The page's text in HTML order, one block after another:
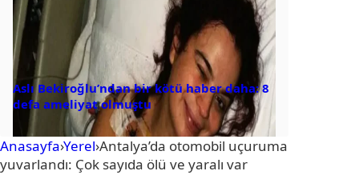
Aslı Bekiroğlu’ndan bir kötü haber daha: 8
defa ameliyat olmuştu
Anasayfa›Yerel›Antalya’da otomobil uçuruma
yuvarlandı: Çok sayıda ölü ve yaralı var